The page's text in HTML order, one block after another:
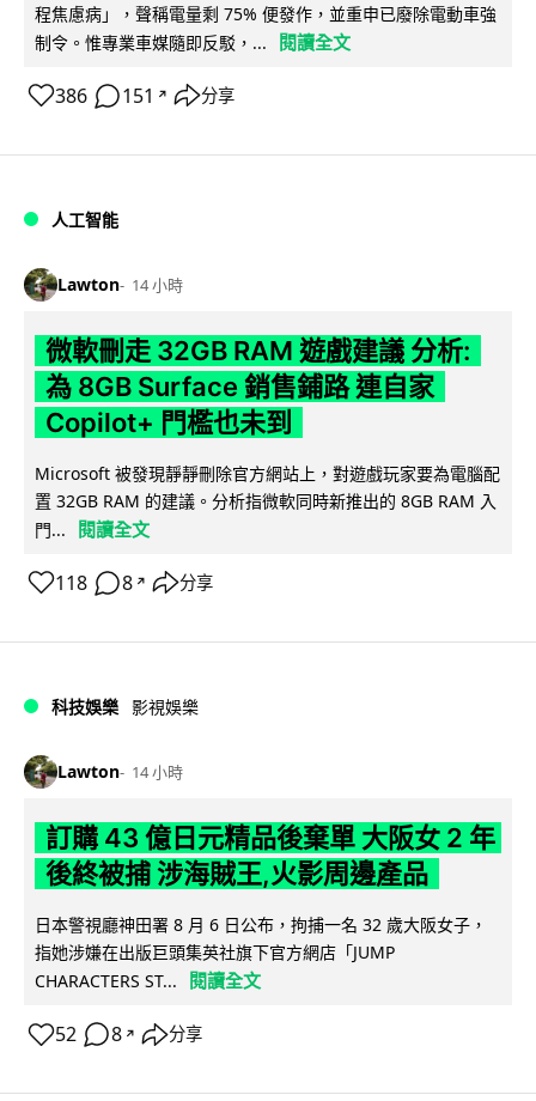
程焦慮病」，聲稱電量剩 75% 便發作，並重申已廢除電動車強
制令。惟專業車媒隨即反駁，...
閱讀全文
386 151 ↗ 分享
人工智能
Lawton 14 小時
微軟刪走 32GB RAM 遊戲建議 分析:
為 8GB Surface 銷售鋪路 連自家
Copilot+ 門檻也未到
Microsoft 被發現靜靜刪除官方網站上，對遊戲玩家要為電腦配
置 32GB RAM 的建議。分析指微軟同時新推出的 8GB RAM 入
門...
閱讀全文
118 8 ↗ 分享
科技娛樂 影視娛樂
Lawton 14 小時
訂購 43 億日元精品後棄單 大阪女 2 年
後終被捕 涉海賊王,火影周邊產品
日本警視廳神田署 8 月 6 日公布，拘捕一名 32 歲大阪女子，
指她涉嫌在出版巨頭集英社旗下官方網店「JUMP
CHARACTERS ST...
閱讀全文
52 8 ↗ 分享